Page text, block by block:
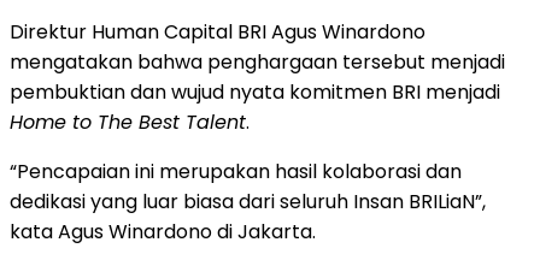
Direktur Human Capital BRI Agus Winardono
mengatakan bahwa penghargaan tersebut menjadi
pembuktian dan wujud nyata komitmen BRI menjadi
Home to The Best Talent.
“Pencapaian ini merupakan hasil kolaborasi dan
dedikasi yang luar biasa dari seluruh Insan BRILiaN”,
kata Agus Winardono di Jakarta.